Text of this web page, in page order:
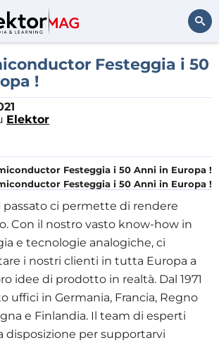
Cerca
Festeggia i 50
!
Elektor
Festeggia i 50 Anni in Europa !
passato ci permette di rendere
Con il nostro vasto know-how in
e tecnologie analogiche, ci
i nostri clienti in tutta Europa a
idee di prodotto in realtà. Dal 1971
uffici in Germania, Francia, Regno
e Finlandia. Il team di esperti
disposizione per supportarvi